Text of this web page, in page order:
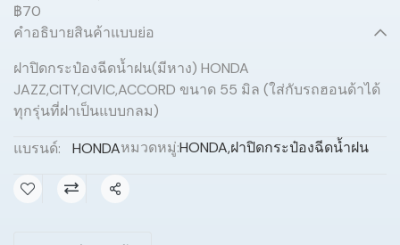
฿70
คำอธิบายสินค้าแบบย่อ
ฝาปิดกระป๋องฉีดน้ำฝน(มีหาง) HONDA
JAZZ,CITY,CIVIC,ACCORD ขนาด 55 มิล (ใส่กับรถฮอนด้าได้
ทุกรุ่นที่ฝาเป็นแบบกลม)
แบรนด์:
HONDAหมวดหมู่:HONDA,ฝาปิดกระป๋องฉีดน้ำฝน
แชร์